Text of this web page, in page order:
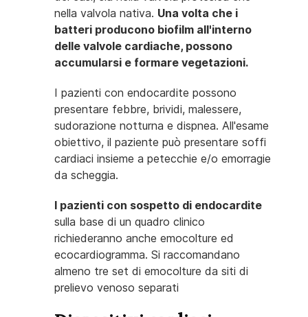
nella valvola nativa. Una volta che i
batteri producono biofilm all'interno
delle valvole cardiache, possono
accumularsi e formare vegetazioni.
I pazienti con endocardite possono
presentare febbre, brividi, malessere,
sudorazione notturna e dispnea. All'esame
obiettivo, il paziente può presentare soffi
cardiaci insieme a petecchie e/o emorragie
da scheggia.
I pazienti con sospetto di endocardite
sulla base di un quadro clinico
richiederanno anche emocolture ed
ecocardiogramma. Si raccomandano
almeno tre set di emocolture da siti di
prelievo venoso separati